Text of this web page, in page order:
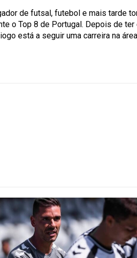
de futsal, futebol e mais tarde
o Top 8 de Portugal. Depois de ter
está a seguir uma carreira na